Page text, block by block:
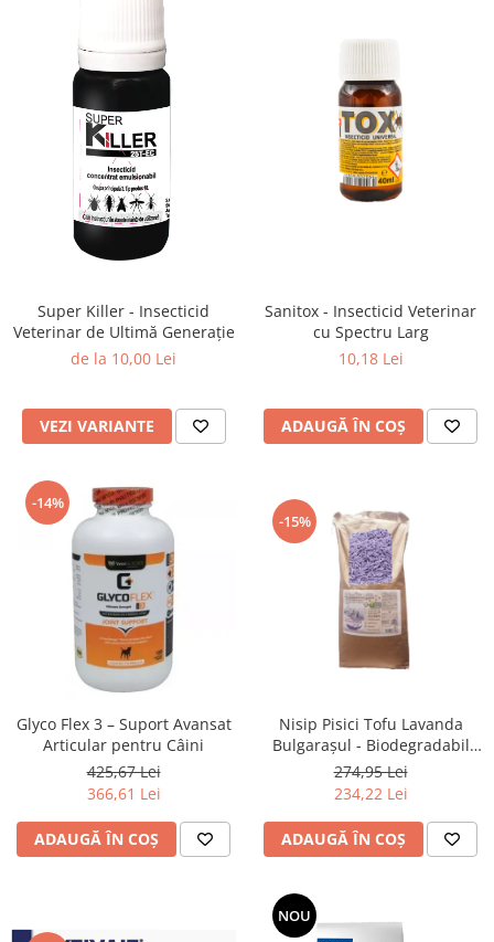
Super Killer - Insecticid
Veterinar de Ultimă Generație
de la 10,00 Lei
VEZI VARIANTE
Sanitox - Insecticid Veterinar
cu Spectru Larg
10,18 Lei
ADAUGĂ ÎN COȘ
-14%
Glyco Flex 3 – Suport Avansat
Articular pentru Câini
425,67 Lei
366,61 Lei
ADAUGĂ ÎN COȘ
-15%
Nisip Pisici Tofu Lavanda
Bulgarașul - Biodegradabil
48L
274,95 Lei
234,22 Lei
ADAUGĂ ÎN COȘ
NOU